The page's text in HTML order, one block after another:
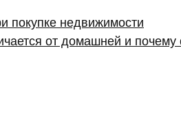
покупке недвижимости
от домашней и почему